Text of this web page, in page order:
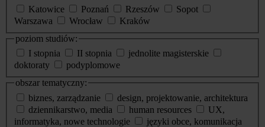
Katowice
Poznań Rzeszów
Sopot
Warszawa
Wrocław
Kraków
poziom studiów:
I stopnia
II stopnia
jednolite magisterskie
doktoraty
podyplomowe
obszar tematyczny:
biznes, zarządzanie
design, projektowanie, architektura
dziennikarstwo, media
human resources
UX,
informatyka, nowe technologie
języki obce, komunikacja